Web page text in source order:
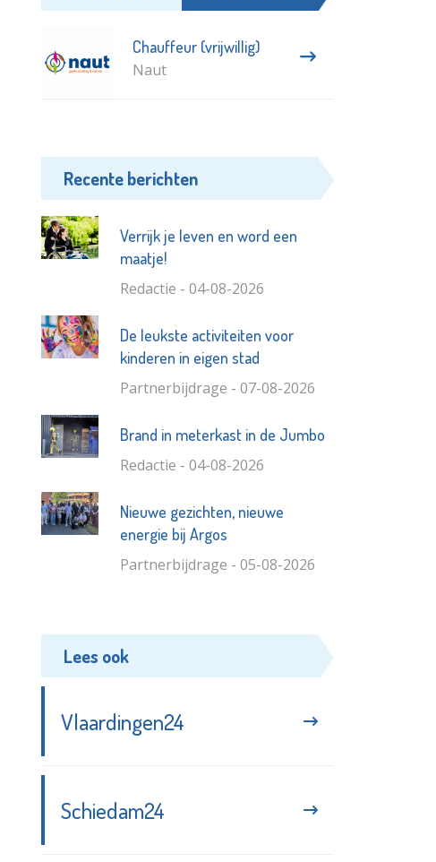
Chauffeur (vrijwillig)
Naut
Recente berichten
Verrijk je leven en word een
maatje!
Redactie - 04-08-2026
De leukste activiteiten voor
kinderen in eigen stad
Partnerbijdrage - 07-08-2026
Brand in meterkast in de Jumbo
Redactie - 04-08-2026
Nieuwe gezichten, nieuwe
energie bij Argos
Partnerbijdrage - 05-08-2026
Lees ook
Vlaardingen24
Schiedam24